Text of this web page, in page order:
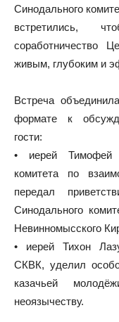
Синодального
встретились,
соработничество
живым, глубоким и
Встреча
формате к
гости:
• иерей Тимофей
комитета по
передал
Синодального
Невинномысского
• иерей Тихон
СКВК, уделил
казачьей
неоязычеству.